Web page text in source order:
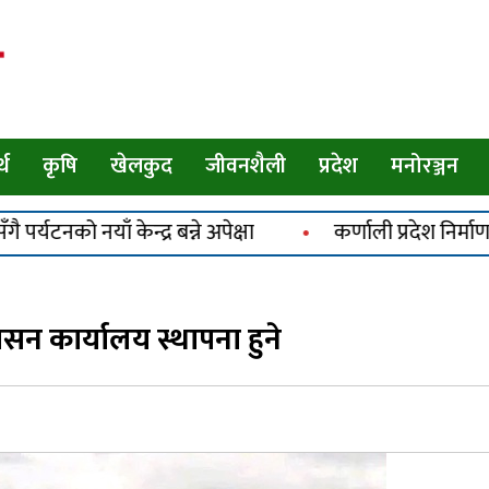
कृषि खेलकुद जीवनशैली प्रदेश मनोरञ्जन
दलद्वारा सरकारको ध्यानाकर्षण
अध्यक्षमा मानव बम निर्विरोध
कर्णाली प्रदेश निर्माण व्यवसायी महासङ्घको
कार्यालय स्थापना हुने